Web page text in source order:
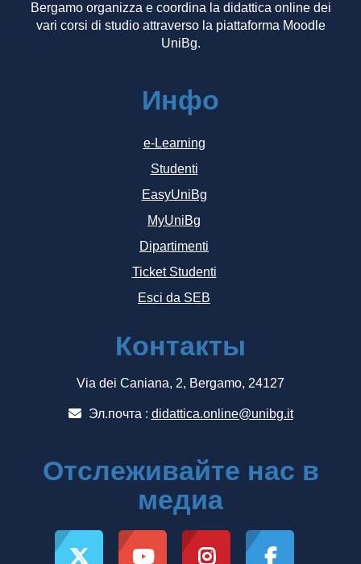
Bergamo organizza e coordina la didattica online dei
vari corsi di studio attraverso la piattaforma Moodle
UniBg.
Инфо
e-Learning
Studenti
EasyUniBg
MyUniBg
Dipartimenti
Ticket Studenti
Esci da SEB
Контакты
Via dei Caniana, 2, Bergamo, 24127
Эл.почта : didattica.online@unibg.it
Отслеживайте нас в
медиа